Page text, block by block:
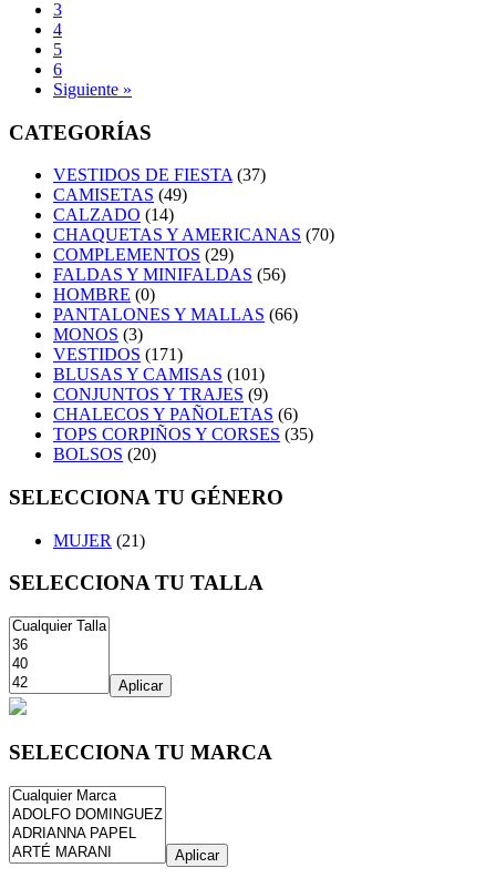
3
4
5
6
Siguiente »
CATEGORÍAS
VESTIDOS DE FIESTA (37)
CAMISETAS (49)
CALZADO (14)
CHAQUETAS Y AMERICANAS (70)
COMPLEMENTOS (29)
FALDAS Y MINIFALDAS (56)
HOMBRE (0)
PANTALONES Y MALLAS (66)
MONOS (3)
VESTIDOS (171)
BLUSAS Y CAMISAS (101)
CONJUNTOS Y TRAJES (9)
CHALECOS Y PAÑOLETAS (6)
TOPS CORPIÑOS Y CORSES (35)
BOLSOS (20)
SELECCIONA TU GÉNERO
MUJER (21)
SELECCIONA TU TALLA
Aplicar
SELECCIONA TU MARCA
Aplicar